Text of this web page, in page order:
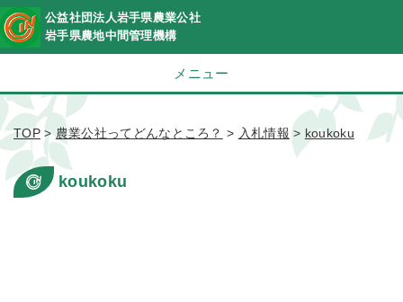
公益社団法人岩手県農業公社
岩手県農地中間管理機構
メニュー
TOP>農業公社ってどんなところ？ > 入札情報 > koukoku
koukoku